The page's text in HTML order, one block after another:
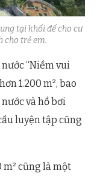
tại khối đế cho cư
cho trẻ em.
“Niềm vui
1.200 m², bao
và hồ bơi
luyện tập cũng
cũng là một